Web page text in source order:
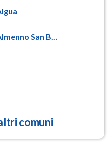
San B...
comuni